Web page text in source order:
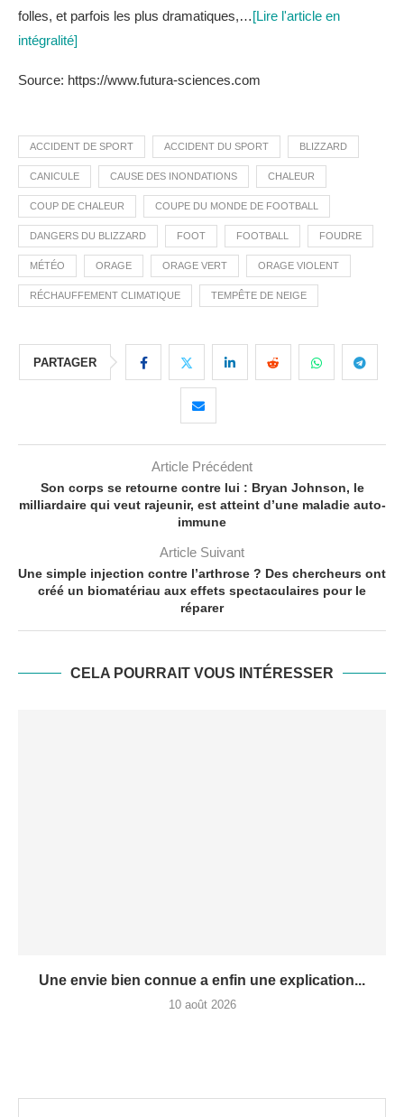
folles, et parfois les plus dramatiques,…[Lire l'article en
intégralité]
Source: https://www.futura-sciences.com
ACCIDENT DE SPORT ACCIDENT DU SPORT BLIZZARD
CANICULE CAUSE DES INONDATIONS CHALEUR
COUP DE CHALEUR COUPE DU MONDE DE FOOTBALL
DANGERS DU BLIZZARD FOOT FOOTBALL FOUDRE
MÉTÉO ORAGE ORAGE VERT ORAGE VIOLENT
RÉCHAUFFEMENT CLIMATIQUE TEMPÊTE DE NEIGE
PARTAGER
Article Précédent
Son corps se retourne contre lui : Bryan Johnson, le
milliardaire qui veut rajeunir, est atteint d’une maladie auto-
immune
Article Suivant
Une simple injection contre l’arthrose ? Des chercheurs ont
créé un biomatériau aux effets spectaculaires pour le
réparer
CELA POURRAIT VOUS INTÉRESSER
Une envie bien connue a enfin une explication...
10 août 2026